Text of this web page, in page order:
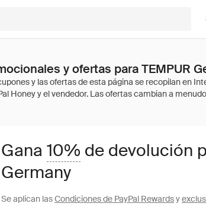
y ofertas para TEMPUR
Gana 10% de devolución
Germany
Se aplican lasCondiciones de PayPal Rewardsy